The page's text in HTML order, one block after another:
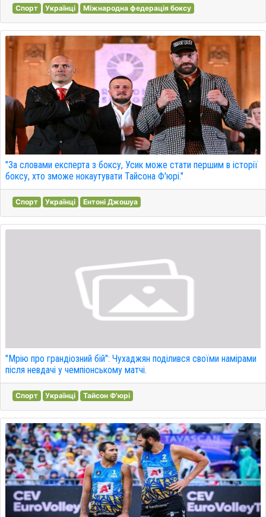
Спорт Українці Міжнародна федерація боксу
"За словами експерта з боксу, Усик може стати першим в історії
боксу, хто зможе нокаутувати Тайсона Ф'юрі."
Спорт Українці Ентоні Джошуа
"Мрію про грандіозний бій": Чухаджян поділився своїми намірами
після невдачі у чемпіонському матчі.
Спорт Українці Тайсон Ф'юрі